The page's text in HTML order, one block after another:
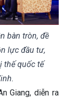
bàn tròn, đề
lực đầu tư,
thế quốc tế
Giang, diễn ra